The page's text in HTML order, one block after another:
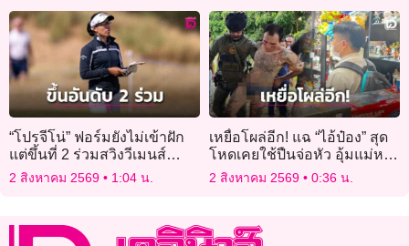
“โปรจีโน่” ฟอร์มยังไม่เข้าฝัก
แต่ขึ้นที่ 2 ร่วมสวิงวีเมนส์
โอเพ่น
2 สิงหาคม 2569 1:04 น.
เหยื่อโผล่อีก! แฉ “ไอ้ป๋อง” สุด
โหดเคยใช้ปืนจ่อหัว อุ้มแม่หวัง
พาไปฝังดินเขาชีจรรย์
2 สิงหาคม 2569 0:36 น.